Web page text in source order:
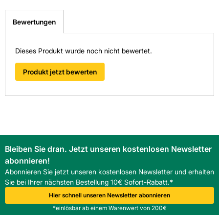
Bewertungen
Dieses Produkt wurde noch nicht bewertet.
Produkt jetzt bewerten
Bleiben Sie dran. Jetzt unseren kostenlosen Newsletter
abonnieren!
Abonnieren Sie jetzt unseren kostenlosen Newsletter und erhalten
Sie bei Ihrer nächsten Bestellung 10€ Sofort-Rabatt.*
Hier schnell unseren Newsletter abonnieren
*einlösbar ab einem Warenwert von 200€